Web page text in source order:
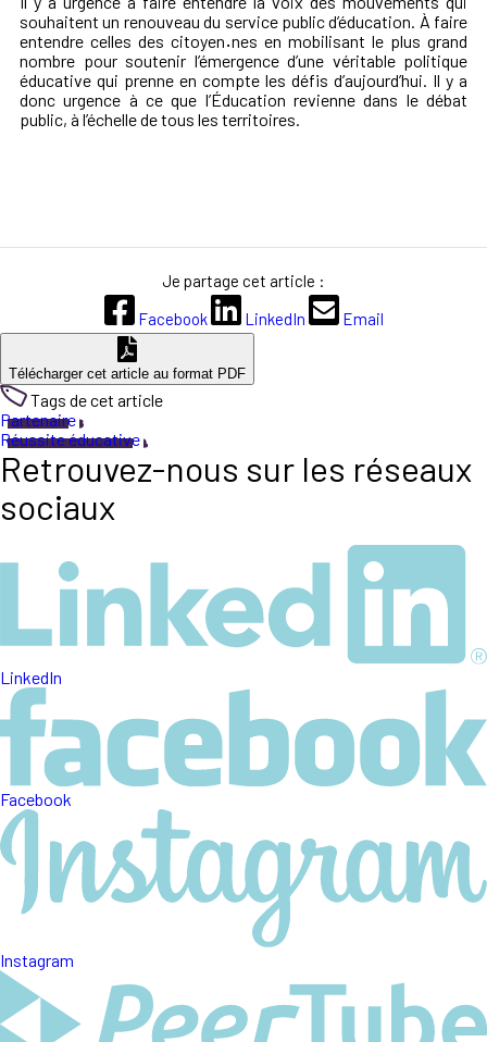
souhaitent un renouveau du service public d’éducation. À faire
entendre celles des citoyen·nes en mobilisant le plus grand
nombre pour soutenir l’émergence d’une véritable politique
éducative qui prenne en compte les défis d’aujourd’hui. Il y a
donc urgence à ce que l’Éducation revienne dans le débat
public, à l’échelle de tous les territoires.
Je partage cet article :
Facebook
LinkedIn Email
Télécharger cet article au format PDF
Tags de cet article
Partenaire
Réussite éducative
Retrouvez-nous sur les réseaux
sociaux
LinkedIn
Facebook
Instagram